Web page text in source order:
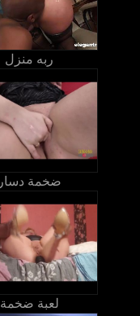
ربه منزل
ضخمة دسار
لعبة ضخمة